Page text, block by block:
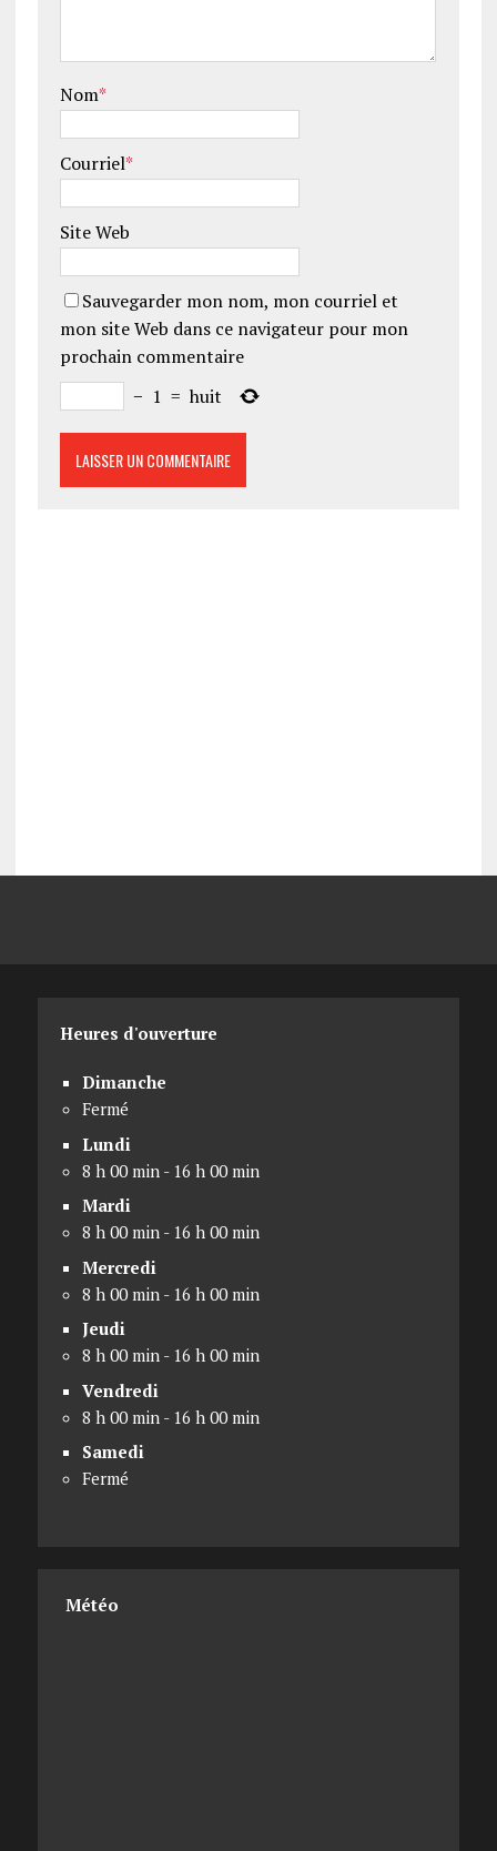
Nom*
Courriel*
Site Web
Sauvegarder mon nom, mon courriel et
mon site Web dans ce navigateur pour mon
prochain commentaire
− 1 = huit
Heures d'ouverture
Dimanche
Fermé
Lundi
8 h 00 min - 16 h 00 min
Mardi
8 h 00 min - 16 h 00 min
Mercredi
8 h 00 min - 16 h 00 min
Jeudi
8 h 00 min - 16 h 00 min
Vendredi
8 h 00 min - 16 h 00 min
Samedi
Fermé
Météo